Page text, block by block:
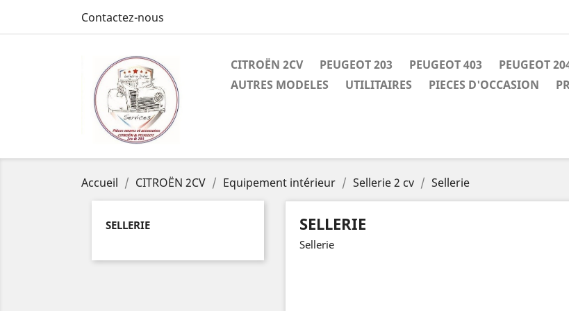
Contactez-nous
CITROËN 2CV PEUGEOT 203 PEUGEOT 403 PEUGEOT
AUTRES MODELES
UTILITAIRES PIECES D'OCCASION
Accueil CITROËN 2CV Equipement intérieur Sellerie 2 cv Sellerie
SELLERIE SELLERIE
Sellerie